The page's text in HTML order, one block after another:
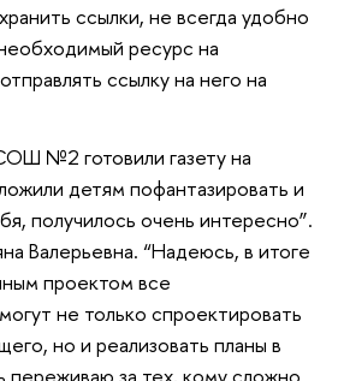
ссылки, не всегда удобно
ресурс на
ссылку на него на
№2 готовили газету на
детям пофантазировать и
получилось очень интересно”.
Валерьевна. “Надеюсь, в итоге
проектом все
не только спроектировать
но и реализовать планы в